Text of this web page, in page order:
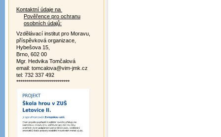
Kontaktní údaje na
Pověřence pro ochranu
osobních údajů:
Vzdělávací institut pro Moravu,
příspěvková organizace,
Hybešova 15,
Brno, 602 00
Mgr. Hedvika Tomčalová
email: tomcalova@vim-jmk.cz
tel: 732 337 492
***************************